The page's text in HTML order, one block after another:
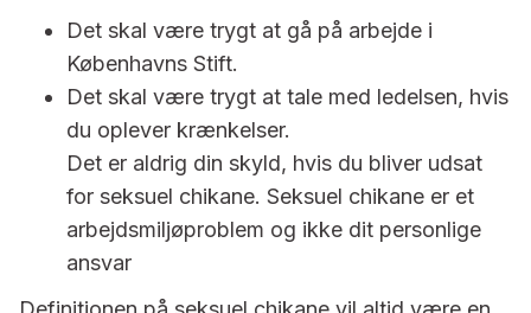
Det skal være trygt at gå på arbejde i
Københavns Stift.
Det skal være trygt at tale med ledelsen, hvis
du oplever krænkelser.
Det er aldrig din skyld, hvis du bliver udsat
for seksuel chikane. Seksuel chikane er et
arbejdsmiljøproblem og ikke dit personlige
ansvar